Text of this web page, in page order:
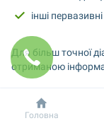
інші
Для більш точної
отриманою
Результати
визначити
Добробут
Головна